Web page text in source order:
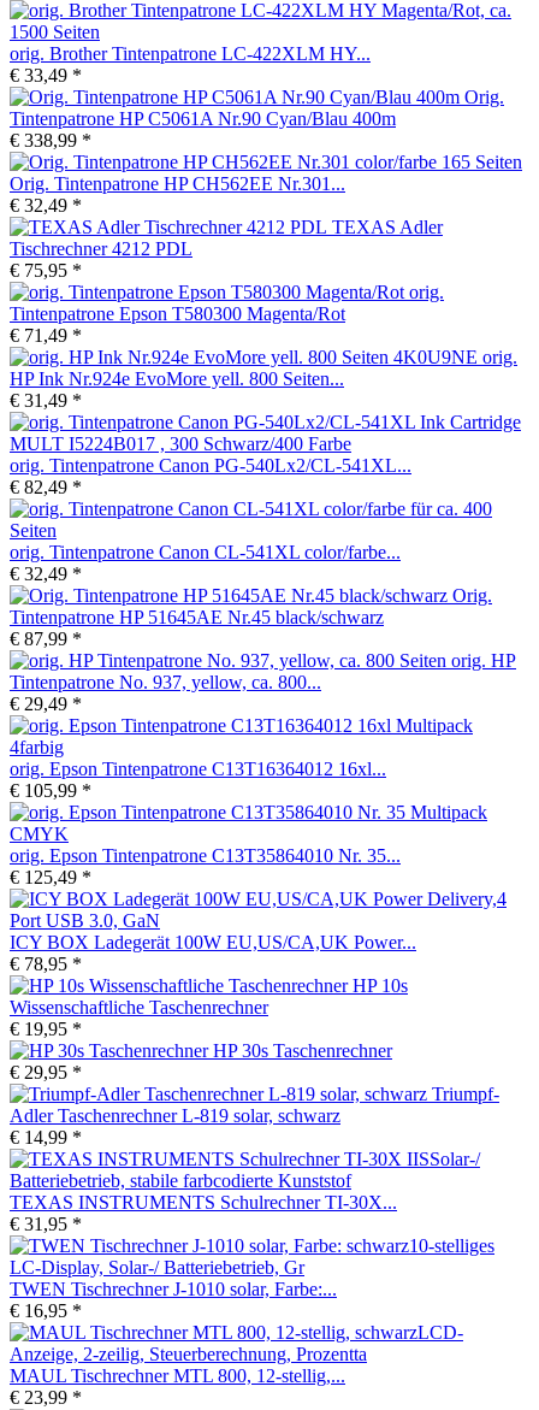
orig. Brother Tintenpatrone LC-422XLM HY...
€ 33,49 *
Orig.
Tintenpatrone HP C5061A Nr.90 Cyan/Blau 400m
€ 338,99 *
Orig. Tintenpatrone HP CH562EE Nr.301...
€ 32,49 *
TEXAS Adler
Tischrechner 4212 PDL
€ 75,95 *
orig.
Tintenpatrone Epson T580300 Magenta/Rot
€ 71,49 *
orig.
HP Ink Nr.924e EvoMore yell. 800 Seiten...
€ 31,49 *
orig. Tintenpatrone Canon PG-540Lx2/CL-541XL...
€ 82,49 *
orig. Tintenpatrone Canon CL-541XL color/farbe...
€ 32,49 *
Orig.
Tintenpatrone HP 51645AE Nr.45 black/schwarz
€ 87,99 *
orig. HP
Tintenpatrone No. 937, yellow, ca. 800...
€ 29,49 *
orig. Epson Tintenpatrone C13T16364012 16xl...
€ 105,99 *
orig. Epson Tintenpatrone C13T35864010 Nr. 35...
€ 125,49 *
ICY BOX Ladegerät 100W EU,US/CA,UK Power...
€ 78,95 *
HP 10s
Wissenschaftliche Taschenrechner
€ 19,95 *
HP 30s Taschenrechner
€ 29,95 *
Triumpf-
Adler Taschenrechner L-819 solar, schwarz
€ 14,99 *
TEXAS INSTRUMENTS Schulrechner TI-30X...
€ 31,95 *
TWEN Tischrechner J-1010 solar, Farbe:...
€ 16,95 *
MAUL Tischrechner MTL 800, 12-stellig,...
€ 23,99 *